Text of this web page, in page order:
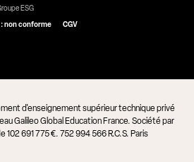
ESG
non conforme CGV
d'enseignement supérieur technique privé
Galileo Global Education France. Société par
102 691 775 €. 752 994 566 R.C.S. Paris